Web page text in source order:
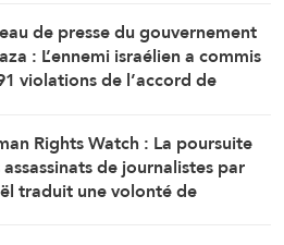
nord d’AlQods occupée
de presse du gouvernement
: L’ennemi israélien a commis
violations de l’accord de
martyrs et 4 121 blessés
Rights Watch : La poursuite
de journalistes par
traduit une volonté de